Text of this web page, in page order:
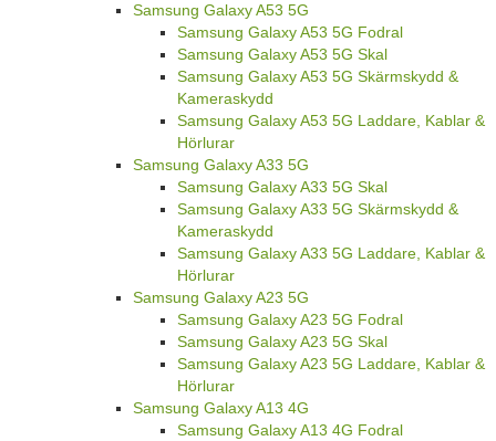
Samsung Galaxy A53 5G
Samsung Galaxy A53 5G Fodral
Samsung Galaxy A53 5G Skal
Samsung Galaxy A53 5G Skärmskydd &
Kameraskydd
Samsung Galaxy A53 5G Laddare, Kablar &
Hörlurar
Samsung Galaxy A33 5G
Samsung Galaxy A33 5G Skal
Samsung Galaxy A33 5G Skärmskydd &
Kameraskydd
Samsung Galaxy A33 5G Laddare, Kablar &
Hörlurar
Samsung Galaxy A23 5G
Samsung Galaxy A23 5G Fodral
Samsung Galaxy A23 5G Skal
Samsung Galaxy A23 5G Laddare, Kablar &
Hörlurar
Samsung Galaxy A13 4G
Samsung Galaxy A13 4G Fodral